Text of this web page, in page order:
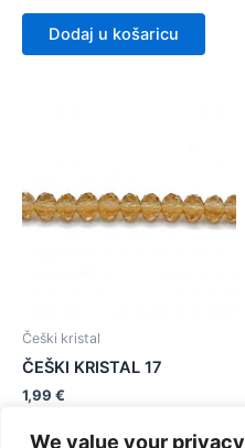
We value your privacy
Dodaj u košaricu
Češki kristal
ČEŠKI KRISTAL 17
1,99 €
Dodaj u košaricu